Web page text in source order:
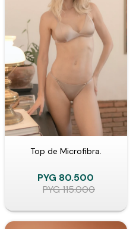
Top de Microfibra.
PYG 80.500
PYG115.000